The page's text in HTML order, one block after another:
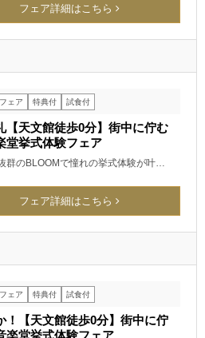
フェア詳細はこちら
ェア 特典付 試食付
【天文館徒歩0分】街中に佇む
堂挙式体験フェア
群のBLOOMで憧れの挙式体験が叶…
フェア詳細はこちら
ェア 特典付 試食付
！【天文館徒歩0分】街中に佇